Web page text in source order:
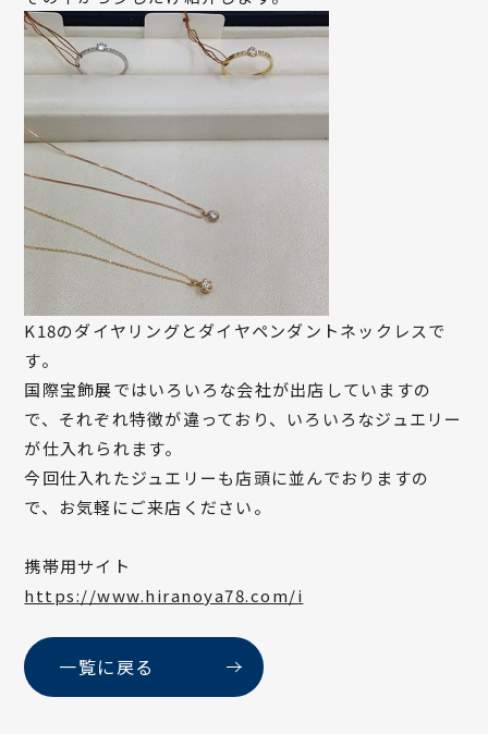
K18のダイヤリングとダイヤペンダントネックレスで
す。
国際宝飾展ではいろいろな会社が出店していますの
で、それぞれ特徴が違っており、いろいろなジュエリー
が仕入れられます。
今回仕入れたジュエリーも店頭に並んでおりますの
で、お気軽にご来店ください。
携帯用サイト
https://www.hiranoya78.com/i
一覧に戻る